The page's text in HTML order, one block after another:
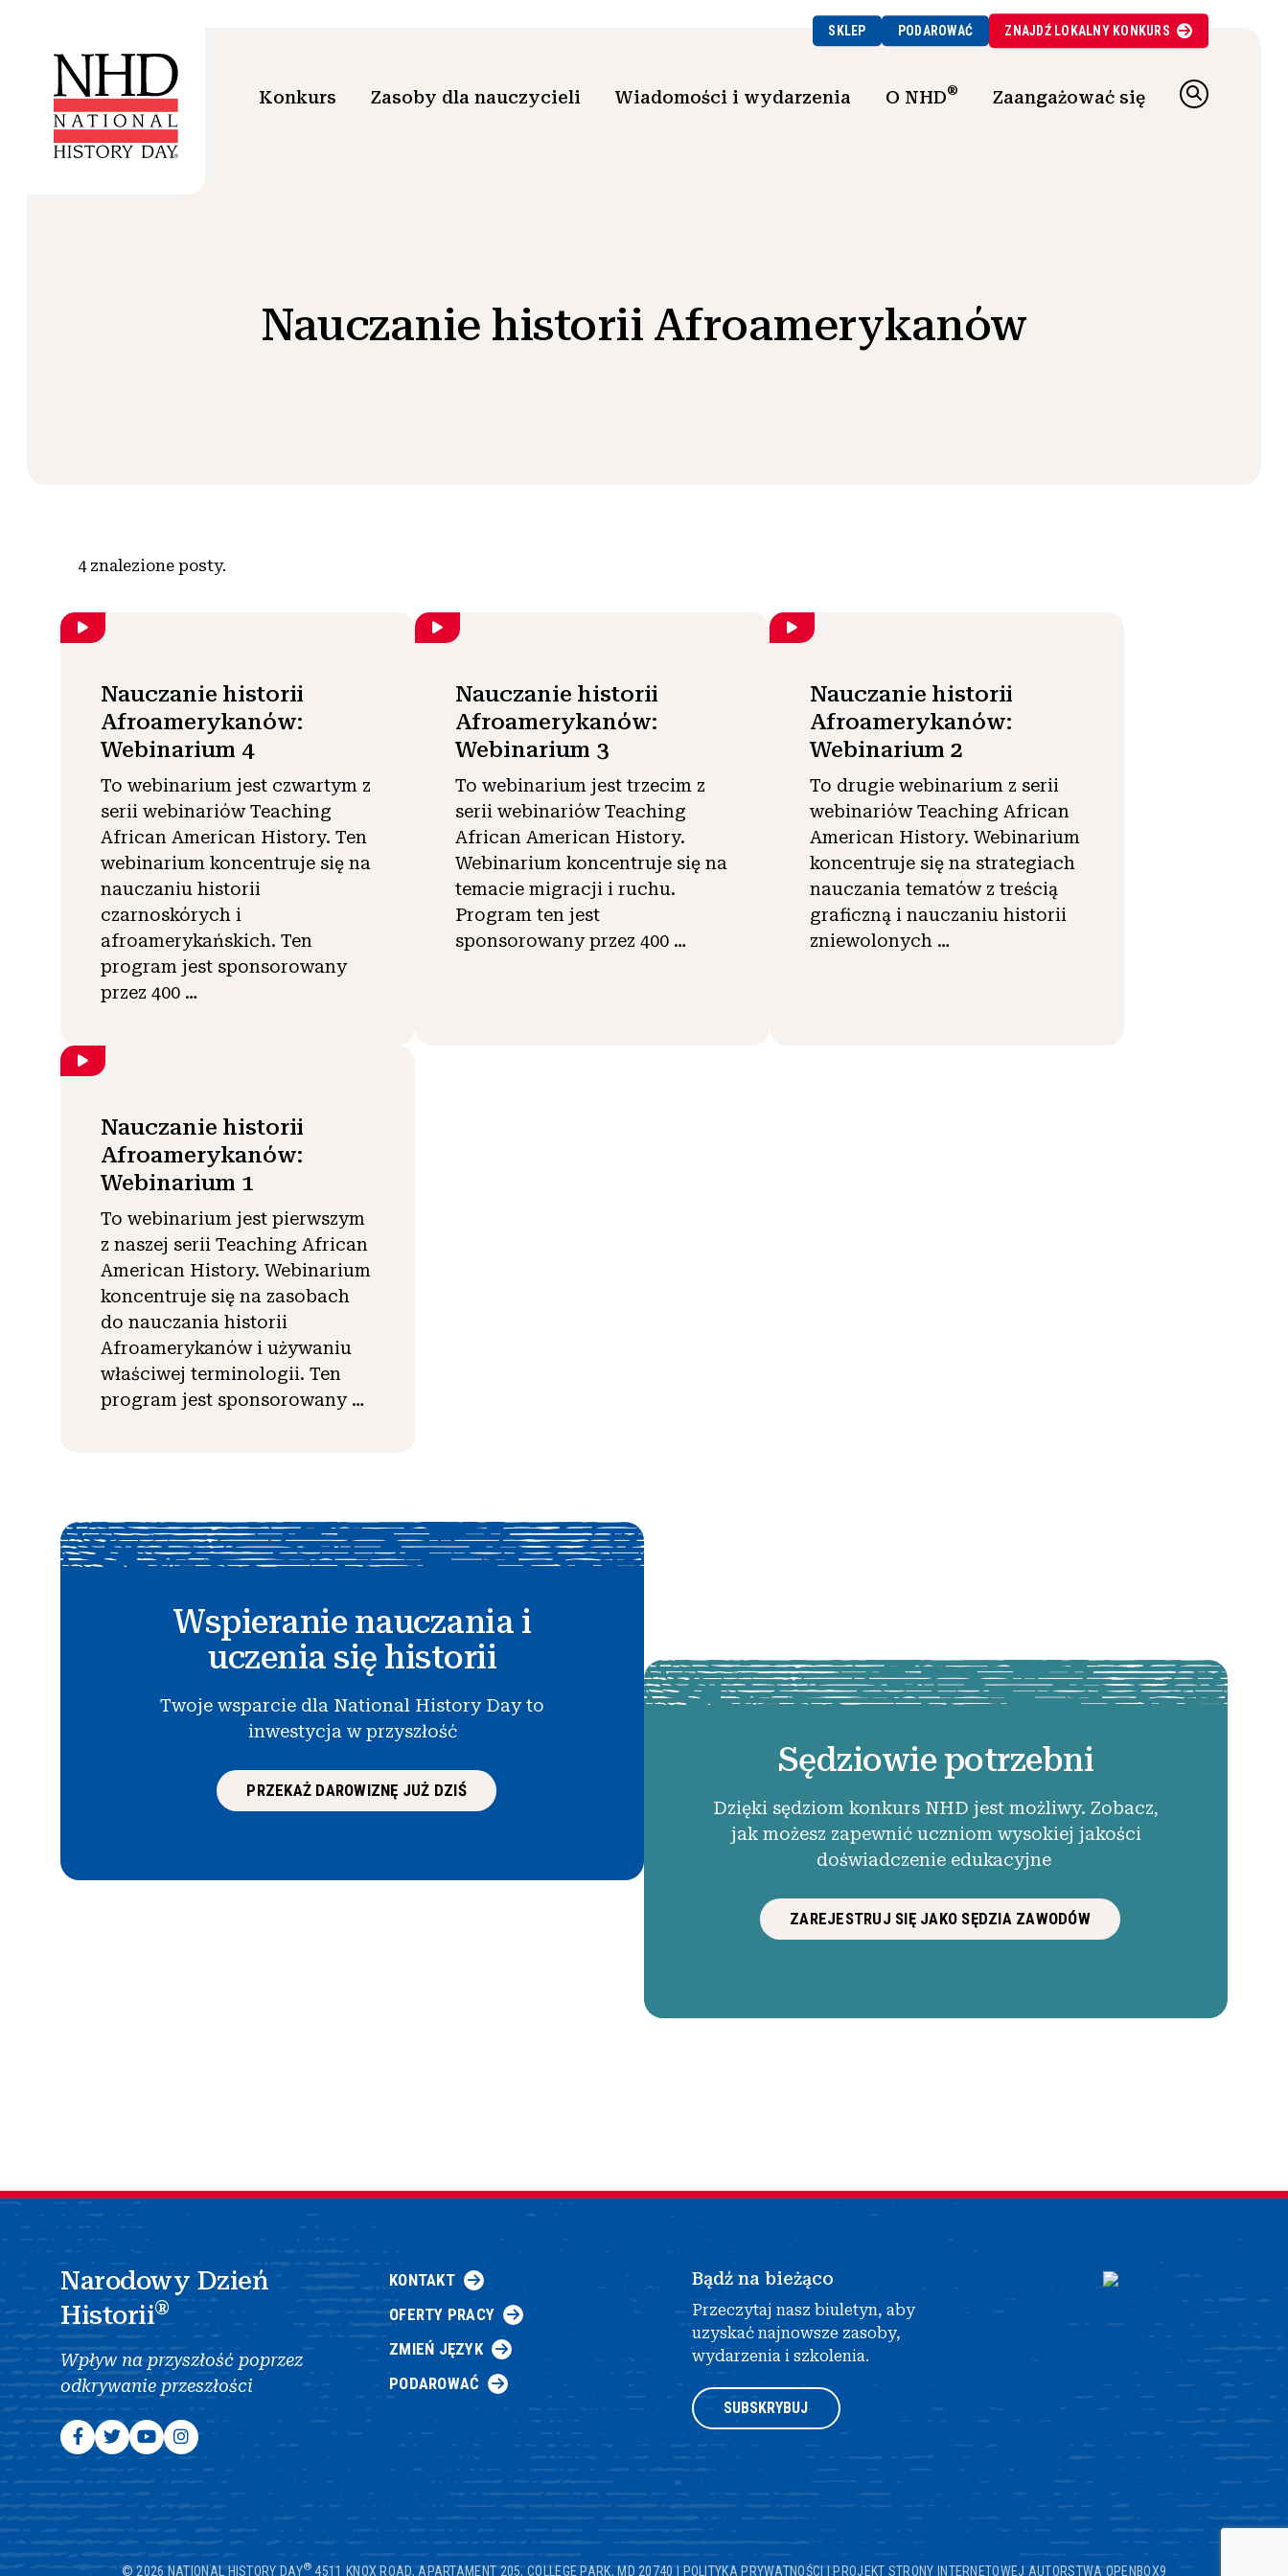
SKLEP PODAROWAĆ ZNAJDŹ LOKALNYKONKURS
Konkurs Zasoby dla nauczycieli Wiadomości i wydarzenia O NHD® Zaangażować się
Nauczanie historii Afroamerykanów
4 znalezione posty.
Nauczanie historii
Afroamerykanów:
Webinarium 4
To webinarium jest czwartym z
serii webinariów Teaching
African American History. Ten
webinarium koncentruje się na
nauczaniu historii
czarnoskórych i
afroamerykańskich. Ten
program jest sponsorowany
przez 400 …
Nauczanie historii
Afroamerykanów:
Webinarium 3
To webinarium jest trzecim z
serii webinariów Teaching
African American History.
Webinarium koncentruje się na
temacie migracji i ruchu.
Program ten jest
sponsorowany przez 400 …
Nauczanie historii
Afroamerykanów:
Webinarium 2
To drugie webinarium z serii
webinariów Teaching African
American History. Webinarium
koncentruje się na strategiach
nauczania tematów z treścią
graficzną i nauczaniu historii
zniewolonych …
Nauczanie historii
Afroamerykanów:
Webinarium 1
To webinarium jest pierwszym
z naszej serii Teaching African
American History. Webinarium
koncentruje się na zasobach
do nauczania historii
Afroamerykanów i używaniu
właściwej terminologii. Ten
program jest sponsorowany …
Wspieranie nauczania i
uczenia się historii
Twoje wsparcie dla National History Day to
inwestycja w przyszłość
PRZEKAŻ DAROWIZNĘ JUŻ DZIŚ
Sędziowie potrzebni
Dzięki sędziom konkurs NHD jest możliwy. Zobacz,
jak możesz zapewnić uczniom wysokiej jakości
doświadczenie edukacyjne
ZAREJESTRUJ SIĘ JAKO SĘDZIA ZAWODÓW
Narodowy Dzień
Historii®
Wpływ na przyszłość poprzez
odkrywanie przeszłości
KONTAKT
OFERTY PRACY
ZMIEŃ JĘZYK
PODAROWAĆ
Bądź na bieżąco
Przeczytaj nasz biuletyn, aby
uzyskać najnowsze zasoby,
wydarzenia i szkolenia.
SUBSKRYBUJ
© 2026 NATIONAL HISTORY DAY® 4511 KNOX ROAD, APARTAMENT 205, COLLEGE PARK, MD 20740|POLITYKA PRYWATNOŚCI|PROJEKT STRONY INTERNETOWEJ AUTORSTWA OPENBOX9